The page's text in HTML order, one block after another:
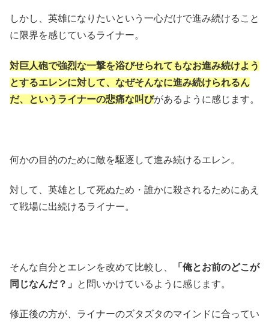
しかし、英雄になりたいという一心だけで進み続けること
に限界を感じているライナー。
対巨人砲で強烈な一撃を浴びせられてもなお進み続けよう
とするエレンに対して、なぜそんなに進み続けられるん
だ、というライナーの悲痛な叫びがあるように感じます。
何かの目的のために敵を駆逐して進み続けるエレン。
対して、英雄として死ぬため・誰かに殺されるためにあえ
て戦場に出続けるライナー。
そんな自分とエレンを改めて比較し、
「俺とお前のどこが
同じなんだ？」
と問いかけているように感じます。
修正後の方が、ライナーのズタズタのマインドに合ってい